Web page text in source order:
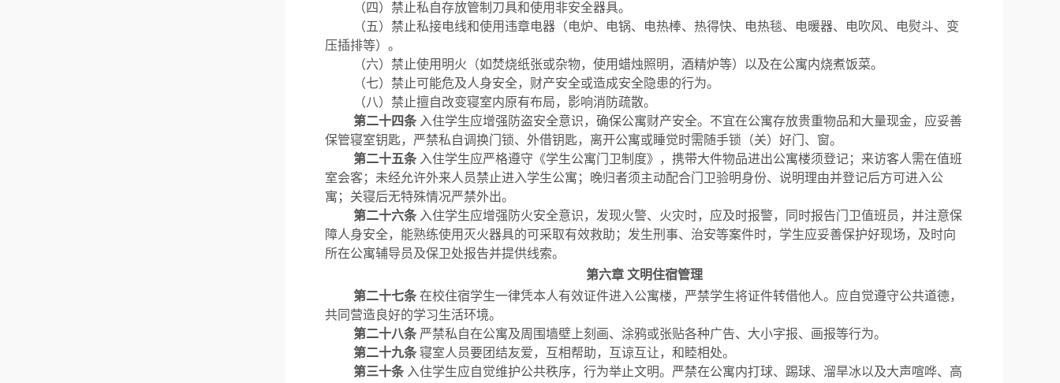
（四）禁止私自存放管制刀具和使用非安全器具。
（五）禁止私接电线和使用违章电器（电炉、电锅、电热棒、热得快、电热毯、电暖器、电吹风、电熨斗、变
压插排等）。
（六）禁止使用明火（如焚烧纸张或杂物，使用蜡烛照明，酒精炉等）以及在公寓内烧煮饭菜。
（七）禁止可能危及人身安全，财产安全或造成安全隐患的行为。
（八）禁止擅自改变寝室内原有布局，影响消防疏散。
第二十四条 入住学生应增强防盗安全意识，确保公寓财产安全。不宜在公寓存放贵重物品和大量现金，应妥善
保管寝室钥匙，严禁私自调换门锁、外借钥匙，离开公寓或睡觉时需随手锁（关）好门、窗。
第二十五条 入住学生应严格遵守《学生公寓门卫制度》，携带大件物品进出公寓楼须登记；来访客人需在值班
室会客；未经允许外来人员禁止进入学生公寓；晚归者须主动配合门卫验明身份、说明理由并登记后方可进入公
寓；关寝后无特殊情况严禁外出。
第二十六条 入住学生应增强防火安全意识，发现火警、火灾时，应及时报警，同时报告门卫值班员，并注意保
障人身安全，能熟练使用灭火器具的可采取有效救助；发生刑事、治安等案件时，学生应妥善保护好现场，及时向
所在公寓辅导员及保卫处报告并提供线索。
第六章 文明住宿管理
第二十七条 在校住宿学生一律凭本人有效证件进入公寓楼，严禁学生将证件转借他人。应自觉遵守公共道德，
共同营造良好的学习生活环境。
第二十八条 严禁私自在公寓及周围墙壁上刻画、涂鸦或张贴各种广告、大小字报、画报等行为。
第二十九条 寝室人员要团结友爱，互相帮助，互谅互让，和睦相处。
第三十条 入住学生应自觉维护公共秩序，行为举止文明。严禁在公寓内打球、踢球、溜旱冰以及大声喧哗、高